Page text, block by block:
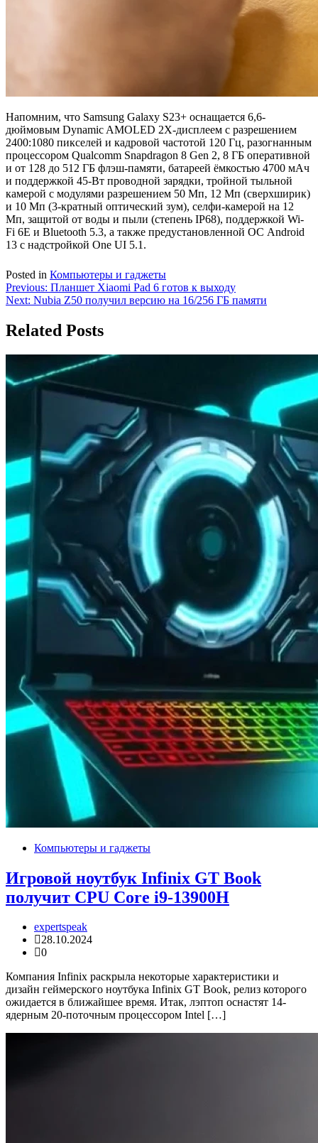
Напомним, что Samsung Galaxy S23+ оснащается 6,6-
дюймовым Dynamic AMOLED 2X-дисплеем с разрешением
2400:1080 пикселей и кадровой частотой 120 Гц, разогнанным
процессором Qualcomm Snapdragon 8 Gen 2, 8 ГБ оперативной
и от 128 до 512 ГБ флэш-памяти, батареей ёмкостью 4700 мАч
и поддержкой 45-Вт проводной зарядки, тройной тыльной
камерой с модулями разрешением 50 Мп, 12 Мп (сверхширик)
и 10 Мп (3-кратный оптический зум), селфи-камерой на 12
Мп, защитой от воды и пыли (степень IP68), поддержкой Wi-
Fi 6E и Bluetooth 5.3, а также предустановленной ОС Android
13 с надстройкой One UI 5.1.
Posted in Компьютеры и гаджеты
Навигация
по
записям
Previous: Планшет Xiaomi Pad 6 готов к выходу
Next: Nubia Z50 получил версию на 16/256 ГБ памяти
Related Posts
Компьютеры и гаджеты
Игровой ноутбук Infinix GT Book
получит CPU Core i9-13900H
expertspeak
28.10.2024
0
Компания Infinix раскрыла некоторые характеристики и
дизайн геймерского ноутбука Infinix GT Book, релиз которого
ожидается в ближайшее время. Итак, лэптоп оснастят 14-
ядерным 20-поточным процессором Intel […]